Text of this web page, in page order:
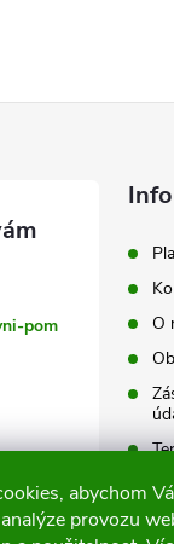
abychom
provozu
pom
O